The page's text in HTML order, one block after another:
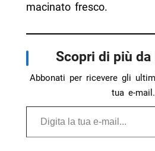
macinato fresco.
Scopri di più
Abbonati per ricevere gli
tua e-mail.
Digita la tua e-mail...